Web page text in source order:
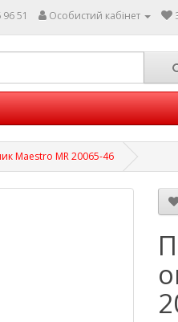
51 Особистий кабінет
Maestro MR 20065-46